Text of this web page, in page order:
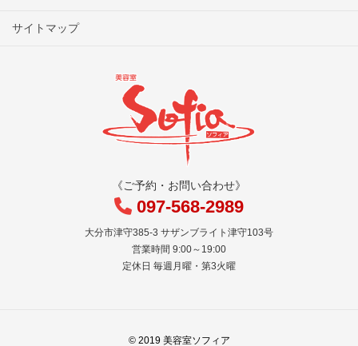
サイトマップ
《ご予約・お問い合わせ》
097-568-2989
大分市津守385-3 サザンブライト津守103号
営業時間 9:00～19:00
定休日 毎週月曜・第3火曜
© 2019 美容室ソフィア